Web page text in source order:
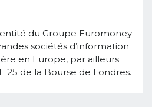
du Groupe Euromoney
sociétés d’information
en Europe, par ailleurs
25 de la Bourse de Londres.